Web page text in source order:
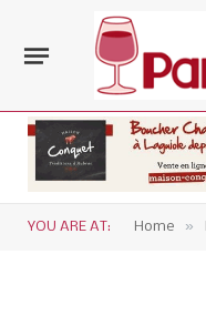
YOU ARE AT: Home »